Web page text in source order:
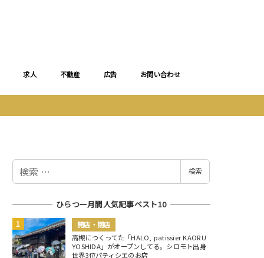
求人 不動産 広告 お問い合わせ
検
検索
ひらつー月間人気記事ベスト10
開店・閉店
高槻につくってた「HALO, patissier KAORU
YOSHIDA」がオープンしてる。シロモト出身
世界3位パティシエのお店